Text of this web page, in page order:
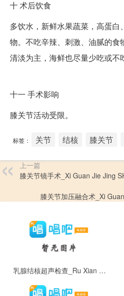
十术后饮食
多饮水，新鲜水果蔬菜，高蛋白
物。不吃辛辣、刺激、油腻的食
清淡为主，海鲜也尽量少吃或不
十一 手术影响
膝关节活动受限。
标签： 关节 结核 膝关节
上一篇
膝关节镜手术_Xi Guan Jie Jing
膝关节加压融合术_Xi
乳腺结核超声检查_Ru Xian Jie He Chao Sheng Jian Cha